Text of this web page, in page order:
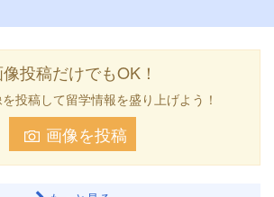
投稿だけでもOK！
投稿して留学情報を盛り上げよう！
画像を投稿